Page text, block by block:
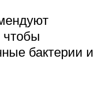
чтобы
бактерии и